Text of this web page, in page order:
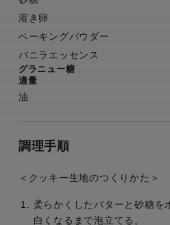
溶き卵
ベーキングパウダー
バニラエッセンス
グラニュー糖
適量
油
調理手順
＜クッキー生地のつくりかた＞
柔らかくしたバターと砂糖を
白くなるまで泡立てる。